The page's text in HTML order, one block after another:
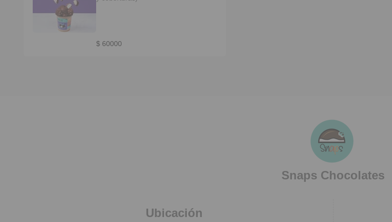
$ 60000
Snaps Chocolates
Ubicación